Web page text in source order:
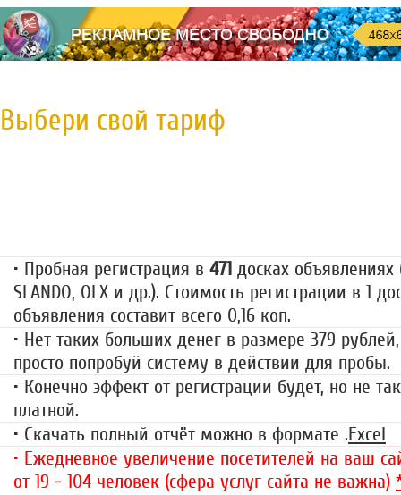
Выбери свой тариф
• Пробная регистрация в 471 досках объявлениях
SLANDO, OLX и др.). Стоимость регистрации в 1
объявления составит всего 0,16 коп.
• Нет таких больших денег в размере 379
просто попробуй систему в действии для пробы.
• Конечно эффект от регистрации будет, но не
платной.
• Скачать полный отчёт можно в формате .Excel
• Ежедневное увеличение посетителей на ваш
от 19 - 104 человек (сфера услуг сайта не важна)